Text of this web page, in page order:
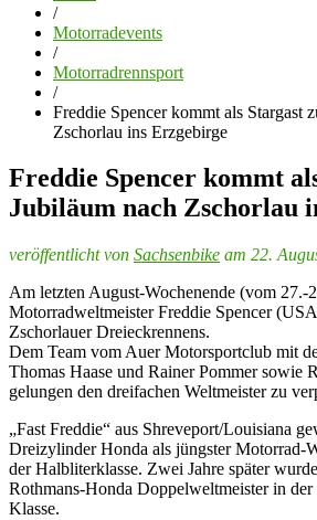
/
Motorradevents
/
Motorradrennsport
/
Freddie Spencer kommt als Stargast
Zschorlau ins Erzgebirge
Freddie Spencer kommt
Jubiläum nach Zschorlau
veröffentlicht von Sachsenbike am 22.
Am letzten August-Wochenende (vom 27.-
Motorradweltmeister Freddie Spencer
Zschorlauer Dreieckrennens.
Dem Team vom Auer Motorsportclub mit
Thomas Haase und Rainer Pommer sowie
gelungen den dreifachen Weltmeister zu
„Fast Freddie“ aus Shreveport/Louisiana
Dreizylinder Honda als jüngster Motorrad-
der Halbliterklasse. Zwei Jahre später
Rothmans-Honda Doppelweltmeister in
Klasse.